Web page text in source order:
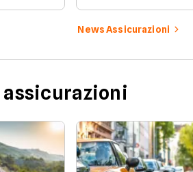
catastrofale
dati ANIA 2025 sul
assicurativo
News Assicurazioni
assicurazioni